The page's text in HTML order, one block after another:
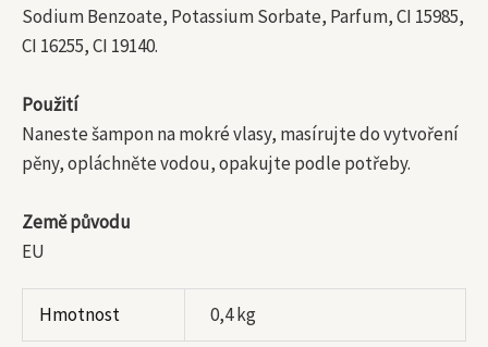
Sodium Benzoate, Potassium Sorbate, Parfum, CI 15985,
CI 16255, CI 19140.
Použití
Naneste šampon na mokré vlasy, masírujte do vytvoření
pěny, opláchněte vodou, opakujte podle potřeby.
Země původu
EU
Hmotnost 0,4 kg